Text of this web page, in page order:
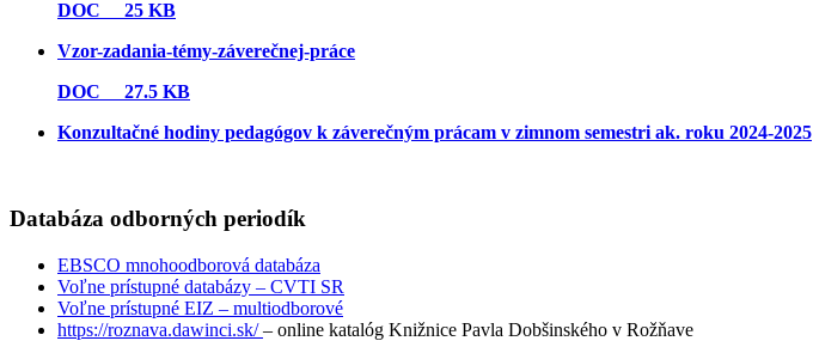
DOC 25 KB
Vzor-zadania-témy-záverečnej-práce
DOC 27.5 KB
Konzultačné hodiny pedagógov k záverečným prácam v zimnom semestri ak. roku 2024-2025
Databáza odborných periodík
EBSCO mnohoodborová databáza
Voľne prístupné databázy – CVTI SR
Voľne prístupné EIZ – multiodborové
https://roznava.dawinci.sk/– online katalóg Knižnice Pavla Dobšinského v Rožňave